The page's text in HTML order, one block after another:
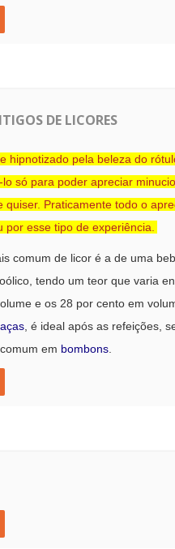
DE LICORES
hipnotizado pela beleza do
só para poder apreciar
quiser. Praticamente todo o
por esse tipo de experiência.
comum de licor é a de uma
tendo um teor que varia
e os 28 por cento em
, é ideal após as refeições,
em bombons